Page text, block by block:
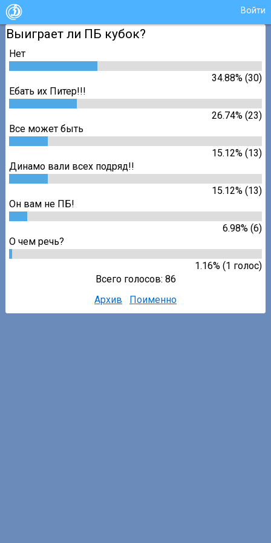
Войти
Выиграет ли ПБ кубок?
Нет
34.88% (30)
Ебать их Питер!!!
26.74% (23)
Все может быть
15.12% (13)
Динамо вали всех подряд!!
15.12% (13)
Он вам не ПБ!
6.98% (6)
О чем речь?
1.16% (1 голос)
Всего голосов: 86
Архив
Поименно